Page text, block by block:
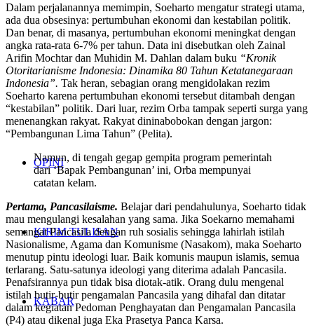
OPINI
KIRIM TULISAN
KABAR
Dalam perjalanannya memimpin, Soeharto mengatur strategi utama,
ada dua obsesinya: pertumbuhan ekonomi dan kestabilan politik.
Dan benar, di masanya, pertumbuhan ekonomi meningkat dengan
angka rata-rata 6-7% per tahun. Data ini disebutkan oleh Zainal
Arifin Mochtar dan Muhidin M. Dahlan dalam buku “Kronik
Otoritarianisme Indonesia: Dinamika 80 Tahun Ketatanegaraan
Indonesia”. Tak heran, sebagian orang mengidolakan rezim
Soeharto karena pertumbuhan ekonomi tersebut ditambah dengan
“kestabilan” politik. Dari luar, rezim Orba tampak seperti surga yang
menenangkan rakyat. Rakyat dininabobokan dengan jargon:
“Pembangunan Lima Tahun” (Pelita).
Namun, di tengah gegap gempita program pemerintah
dari ‘Bapak Pembangunan’ ini, Orba mempunyai
catatan kelam.
Pertama, Pancasilaisme. Belajar dari pendahulunya, Soeharto tidak
mau mengulangi kesalahan yang sama. Jika Soekarno memahami
semangat Pancasila dengan ruh sosialis sehingga lahirlah istilah
Nasionalisme, Agama dan Komunisme (Nasakom), maka Soeharto
menutup pintu ideologi luar. Baik komunis maupun islamis, semua
terlarang. Satu-satunya ideologi yang diterima adalah Pancasila.
Penafsirannya pun tidak bisa diotak-atik. Orang dulu mengenal
istilah butir-butir pengamalan Pancasila yang dihafal dan ditatar
dalam kegiatan Pedoman Penghayatan dan Pengamalan Pancasila
(P4) atau dikenal juga Eka Prasetya Panca Karsa.